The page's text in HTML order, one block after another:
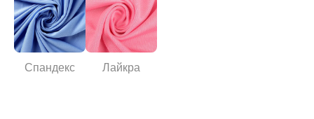
Спандекс Лайкра